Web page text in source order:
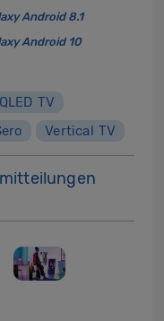
Android 8.1
Android 10
QLED TV
Vertical TV